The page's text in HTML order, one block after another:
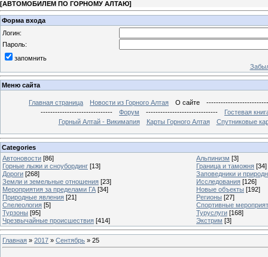
[АВТОМОБИЛЕМ ПО ГОРНОМУ АЛТАЮ]
Форма входа
Логин:
Пароль:
запомнить
Меню сайта
Главная страница Новости из Горного Алтая О сайте
------------------------------
Форум ------------------------------
Гостевая
Горный Алтай - Викимапия
Карты Горного Алтая Спутниковые
Categories
Автоновости [86] Альпинизм [3]
Горные лыжи и сноубординг [13] Граница и таможня [34]
Дороги [268]
Заповедники и
Земли и земельные отношения [23] Исследования [126]
Мероприятия за пределами ГА [34] Новые объекты [192]
Природные явления [21] Регионы [27]
Спелеология [5]
Спортивные
Турзоны [95] Туруслуги [168]
Чрезвычайные происшествия [414] Экстрим [3]
Главная » 2017 » Сентябрь » 25